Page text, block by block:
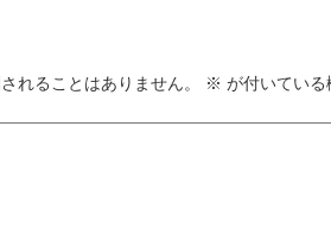
れることはありません。 ※ が付いてい